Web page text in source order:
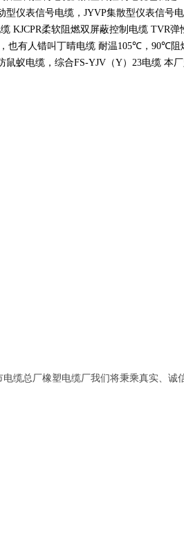
型仪表信号电缆， JYVP集散型仪表信号
KJCPR柔软阻燃双屏蔽控制电缆 TVR弹
也有人错叫丁晴电缆 耐温105℃ ，90℃阻
鼠蚁电缆，综合FS-YJV （Y） 23电缆 本
缆总厂橡塑电缆厂我们将秉乘真实、诚